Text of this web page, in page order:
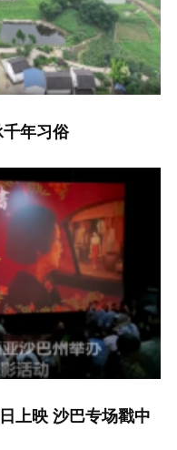
年习俗
上映 沙巴专场戳中